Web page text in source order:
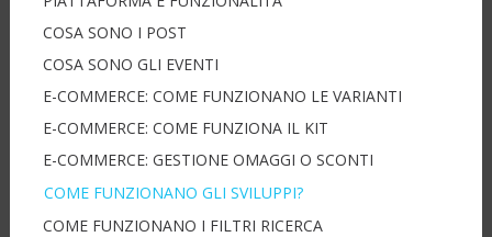
COSA SONO I POST
COSA SONO GLI EVENTI
E-COMMERCE: COME FUNZIONANO LE VARIANTI
E-COMMERCE: COME FUNZIONA IL KIT
E-COMMERCE: GESTIONE OMAGGI O SCONTI
COME FUNZIONANO GLI SVILUPPI?
COME FUNZIONANO I FILTRI RICERCA